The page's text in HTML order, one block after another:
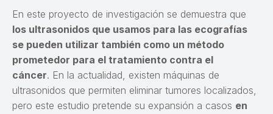
En este proyecto de investigación se demuestra que
los ultrasonidos que usamos para las ecografías
se pueden utilizar también como un método
prometedor para el tratamiento contra el
cáncer. En la actualidad, existen máquinas de
ultrasonidos que permiten eliminar tumores localizados,
pero este estudio pretende su expansión a casos en